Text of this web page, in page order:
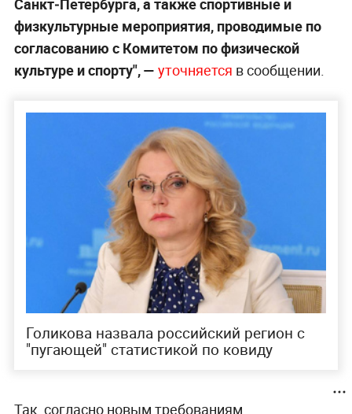
Санкт‑Петербурга, а также спортивные и
физкультурные мероприятия, проводимые по
согласованию с Комитетом по физической
культуре и спорту", — уточняется в сообщении.
Голикова назвала российский регион с
"пугающей" статистикой по ковиду
Так, согласно новым требованиям